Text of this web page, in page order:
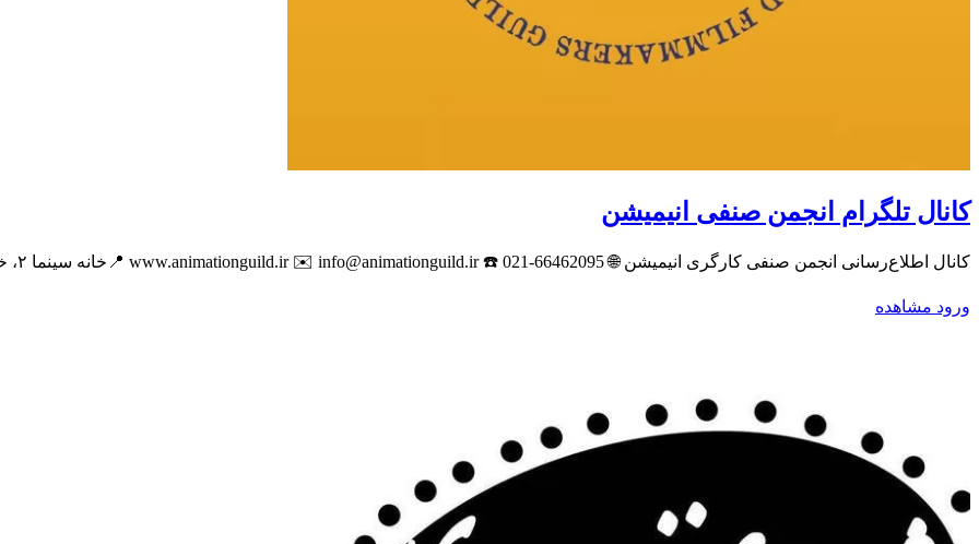
کانال تلگرام انجمن صنفی انیمیشن
کانال اطلاع‌رسانی انجمن صنفی کارگری انیمیشن 🌐 www.animationguild.ir ✉️ info@animationguild.ir ☎️ 021-66462095 📍خانه سینما ٢، خیابان وصال شیرازی، تقاطع طالقانی، پلاک ٢٨
ورود مشاهده